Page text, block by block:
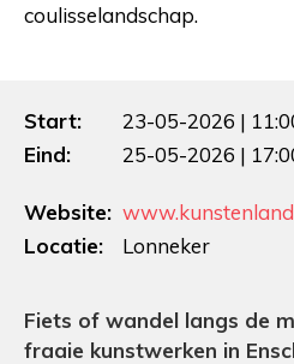
coulisselandschap.
Start:
23-05-2026 |
Eind:
25-05-2026 |
Website:
Locatie:
Lonneker
Fiets of wandel langs de
fraaie kunstwerken in